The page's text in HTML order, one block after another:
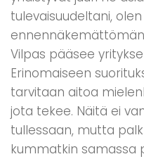
tulevaisuudeltani,
Vilpas pääsee
Erinomaiseen
tarvitaan aitoa
jota tekee. Näitä ei
tullessaan, mutta
kummatkin samassa